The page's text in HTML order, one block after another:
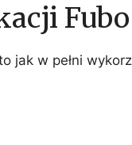
Fubo
jak w pełni